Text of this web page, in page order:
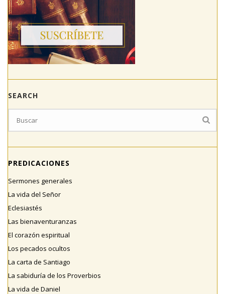
SEARCH
PREDICACIONES
Sermones generales
La vida del Señor
Eclesiastés
Las bienaventuranzas
El corazón espiritual
Los pecados ocultos
La carta de Santiago
La sabiduría de los Proverbios
La vida de Daniel